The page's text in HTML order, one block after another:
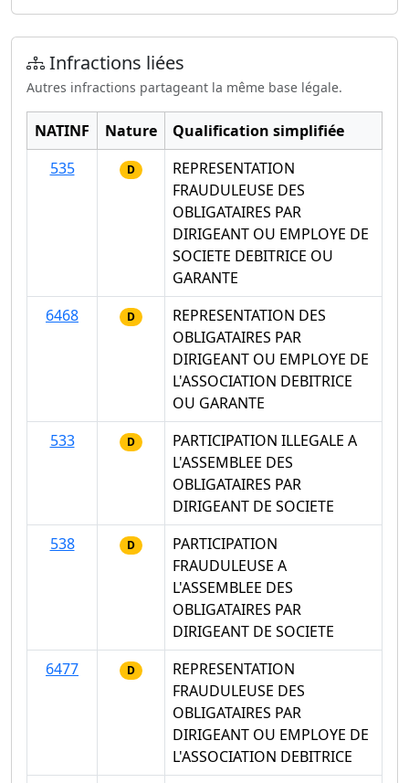
Infractions liées
Autres infractions partageant la même base légale.
NATINF Nature
Qualification simplifiée
535
D
REPRESENTATION
FRAUDULEUSE DES
OBLIGATAIRES PAR
DIRIGEANT OU EMPLOYE DE
SOCIETE DEBITRICE OU
GARANTE
6468
D
REPRESENTATION DES
OBLIGATAIRES PAR
DIRIGEANT OU EMPLOYE DE
L'ASSOCIATION DEBITRICE
OU GARANTE
533
D
PARTICIPATION ILLEGALE A
L'ASSEMBLEE DES
OBLIGATAIRES PAR
DIRIGEANT DE SOCIETE
538
D
PARTICIPATION
FRAUDULEUSE A
L'ASSEMBLEE DES
OBLIGATAIRES PAR
DIRIGEANT DE SOCIETE
6477
D
REPRESENTATION
FRAUDULEUSE DES
OBLIGATAIRES PAR
DIRIGEANT OU EMPLOYE DE
L'ASSOCIATION DEBITRICE